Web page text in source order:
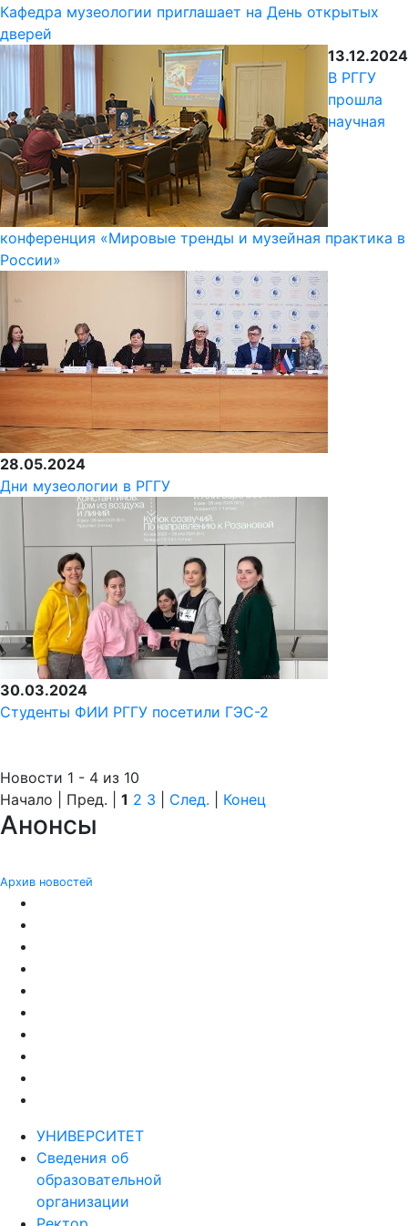
Кафедра музеологии приглашает на День открытых
дверей
13.12.2024
В РГГУ
прошла
научная
конференция «Мировые тренды и музейная практика в
России»
28.05.2024
Дни музеологии в РГГУ
30.03.2024
Студенты ФИИ РГГУ посетили ГЭС-2
Новости 1 - 4 из 10
Начало | Пред. | 1 2 3 След. Конец
Анонсы
Архив новостей
УНИВЕРСИТЕТ
Сведения об
образовательной
организации